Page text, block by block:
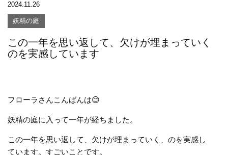
2024.11.26
妖精の庭
この一年を思い返して、欠けが埋まっていく
のを実感しています
フローラさんこんばんは😊
妖精の庭に入って一年が経ちました。
この一年を思い返して、欠けが埋まっていく、のを実感し
ています。すごいことです。